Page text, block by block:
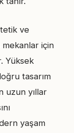
ve
için
Yüksek
tasarım
uzun yıllar
yaşam